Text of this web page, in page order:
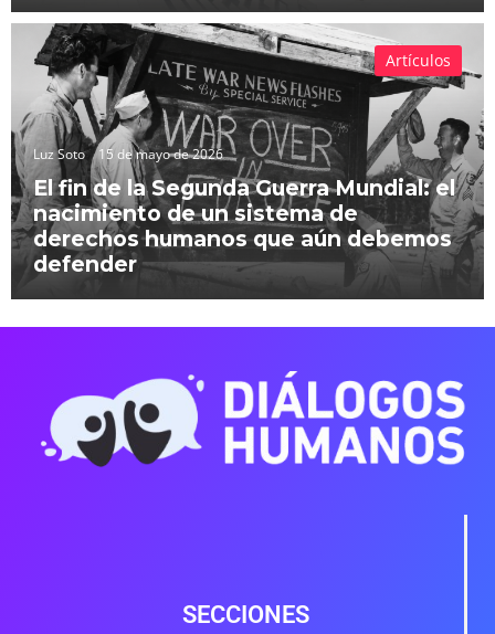
Luz Soto 15 de mayo de 2026
El fin de la Segunda Guerra Mundial: el
nacimiento de un sistema de
derechos humanos que aún debemos
defender
Artículos
SECCIONES